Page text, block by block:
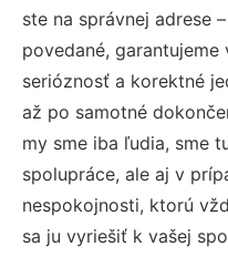
ste na správnej adrese
povedané,
serióznosť a korektné
až po samotné
my sme iba ľudia, sme
spolupráce, ale aj v
nespokojnosti, ktorú
sa ju vyriešiť k vašej